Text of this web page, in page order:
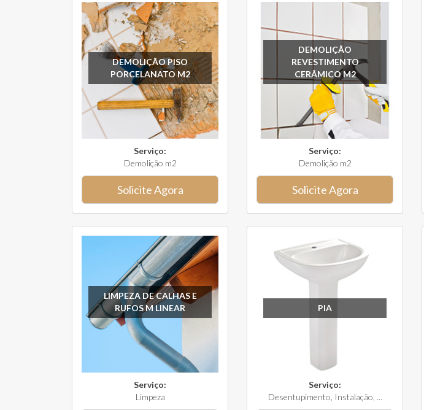
DEMOLIÇÃO PISO
PORCELANATO M2
Serviço:
Demolição m2
Solicite Agora
DEMOLIÇÃO
REVESTIMENTO
CERÂMICO M2
Serviço:
Demolição m2
Solicite Agora
LIMPEZA DE CALHAS E
RUFOS M LINEAR
Serviço:
Limpeza
PIA
Serviço:
Desentupimento, Instalação, ...